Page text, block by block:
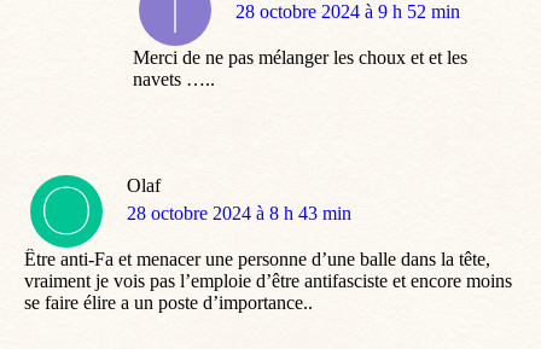
dit
28 octobre 2024 à 9 h 52 min
Merci de ne pas mélanger les choux et et les
navets …..
Olaf
dit
28 octobre 2024 à 8 h 43 min
Être anti-Fa et menacer une personne d’une balle dans la tête,
vraiment je vois pas l’emploie d’être antifasciste et encore moins
se faire élire a un poste d’importance..